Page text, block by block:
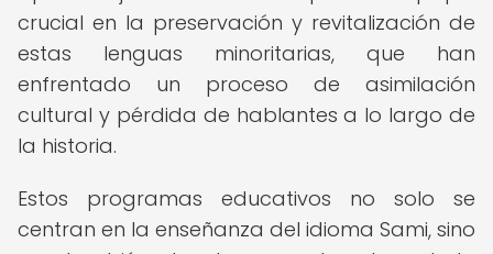
crucial en la preservación y revitalización de
estas lenguas minoritarias, que han
enfrentado un proceso de asimilación
cultural y pérdida de hablantes a lo largo de
la historia.
Estos programas educativos no solo se
centran en la enseñanza del idioma Sami, sino